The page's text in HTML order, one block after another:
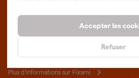
Accepter les
Refuser
Que représente Fixami?
Des outils professionnels et des conseils
sommes le spécialiste en ligne, quel que
fait mieux.
Plus d'informations sur Fixami